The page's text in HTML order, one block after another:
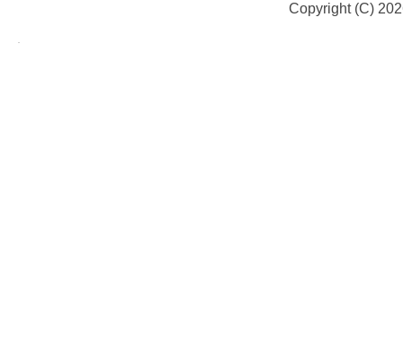
Copyright (C)